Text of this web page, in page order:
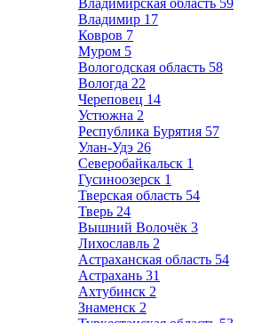
Владимирская область 59
Владимир 17
Ковров 7
Муром 5
Вологодская область 58
Вологда 22
Череповец 14
Устюжна 2
Республика Бурятия 57
Улан-Удэ 26
Северобайкальск 1
Гусиноозерск 1
Тверская область 54
Тверь 24
Вышний Волочёк 3
Лихославль 2
Астраханская область 54
Астрахань 31
Ахтубинск 2
Знаменск 2